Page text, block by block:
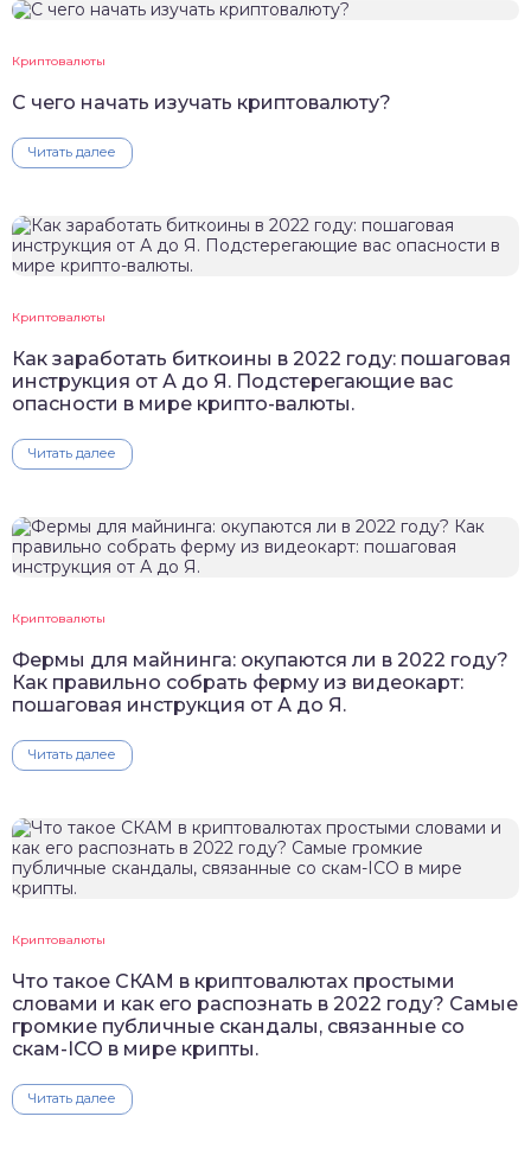
Криптовалюты
С чего начать изучать криптовалюту?
Читать далее
Криптовалюты
Как заработать биткоины в 2022 году: пошаговая
инструкция от А до Я. Подстерегающие вас
опасности в мире крипто-валюты.
Читать далее
Криптовалюты
Фермы для майнинга: окупаются ли в 2022 году?
Как правильно собрать ферму из видеокарт:
пошаговая инструкция от А до Я.
Читать далее
Криптовалюты
Что такое СКАМ в криптовалютах простыми
словами и как его распознать в 2022 году? Самые
громкие публичные скандалы, связанные со
скам-ICO в мире крипты.
Читать далее